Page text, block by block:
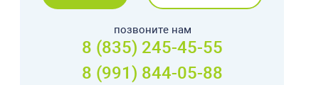
позвоните нам
8 (835) 245-45-55
8 (991) 844-05-88